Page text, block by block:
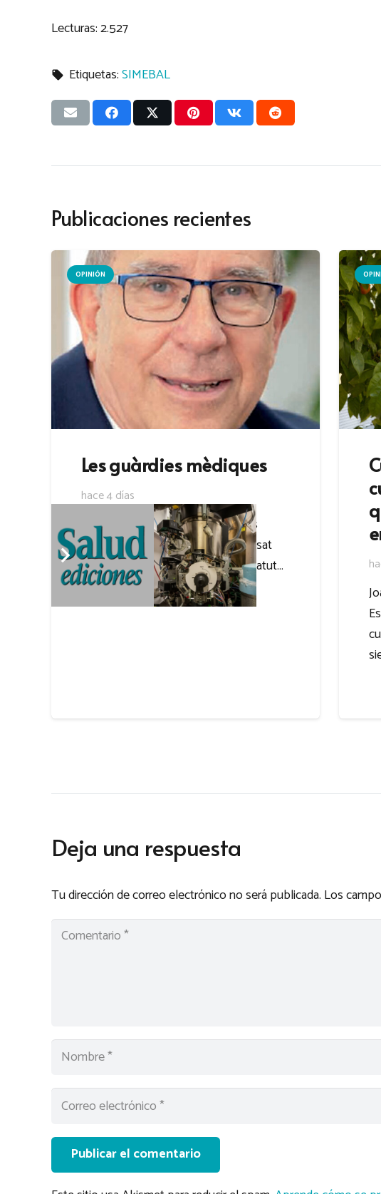
Lecturas:2.527
local_offer Etiquetas:SIMEBAL
Publicaciones recientes
OPINIÓN
Les guàrdies mèdiques
hace 4 días
Juli FusterMetge de família Com és
sabut, el Ministeri de Sanitat ha posat
damunt la taula una revisió de l’estatut…
Deja una respuesta
Tu dirección de correo electrónico no será publicada. Los
Publicar el comentario